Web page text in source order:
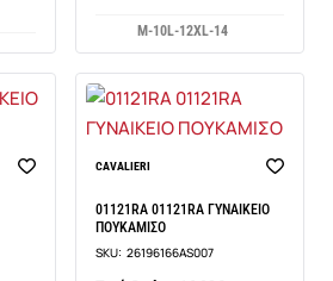
M-10L-12XL-14
Νέο
-29%
CAVALIERI
01121RA 01121RA ΓΥΝΑΙΚΕΙΟ
ΠΟΥΚΑΜΙΣΟ
SKU: 26196166AS007